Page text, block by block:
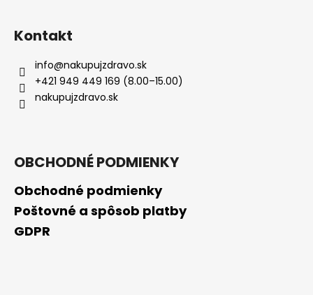
Kontakt
info@nakupujzdravo.sk
+421 949 449 169 (8.00–15.00)
nakupujzdravo.sk
OBCHODNÉ PODMIENKY
Obchodné podmienky
Poštovné a spôsob platby
GDPR